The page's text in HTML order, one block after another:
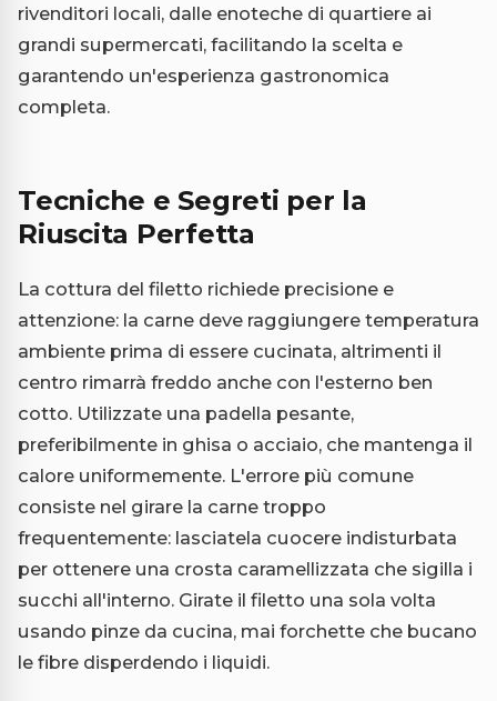
rivenditori locali, dalle enoteche di quartiere ai
grandi supermercati, facilitando la scelta e
garantendo un'esperienza gastronomica
completa.
Tecniche e Segreti per la
Riuscita Perfetta
La cottura del filetto richiede precisione e
attenzione: la carne deve raggiungere temperatura
ambiente prima di essere cucinata, altrimenti il
centro rimarrà freddo anche con l'esterno ben
cotto. Utilizzate una padella pesante,
preferibilmente in ghisa o acciaio, che mantenga il
calore uniformemente. L'errore più comune
consiste nel girare la carne troppo
frequentemente: lasciatela cuocere indisturbata
per ottenere una crosta caramellizzata che sigilla i
succhi all'interno. Girate il filetto una sola volta
usando pinze da cucina, mai forchette che bucano
le fibre disperdendo i liquidi.